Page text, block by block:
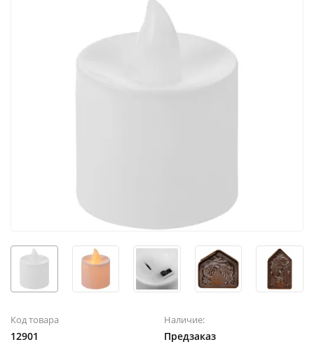
Код товара
12901
Наличие:
Предзаказ